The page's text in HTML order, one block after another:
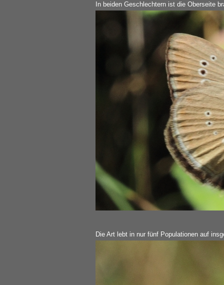
In beiden Geschlechtern ist die Oberseite
Die Art lebt in nur fünf Populationen auf